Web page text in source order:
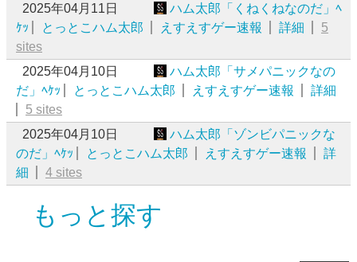
2025年04月11日
ハム太郎「くねくねなのだ」ﾍ
ｹｯ
とっとこハム太郎 えすえすゲー速報 詳細
5
sites
2025年04月10日
ハム太郎「サメパニックなの
だ」ﾍｹｯ
とっとこハム太郎 えすえすゲー速報
詳細
5 sites
2025年04月10日
ハム太郎「ゾンビパニックな
のだ」ﾍｹｯ
とっとこハム太郎 えすえすゲー速報
詳
細
4 sites
もっと探す